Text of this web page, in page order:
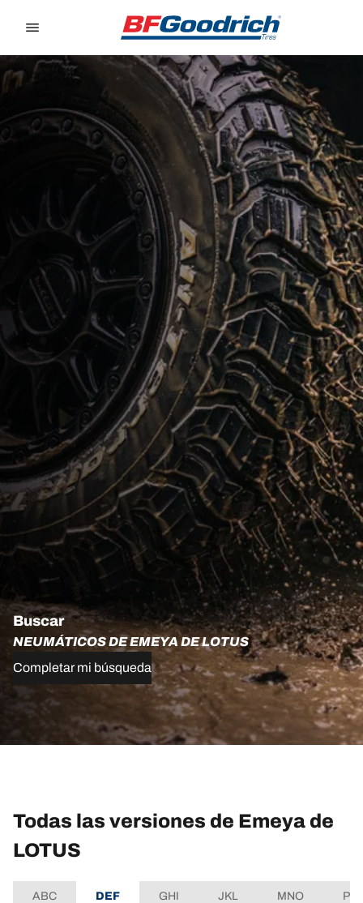
Buscar
NEUMÁTICOS DE EMEYA DE LOTUS
Completar mi búsqueda
Todas las versiones de Emeya de
LOTUS
ABC DEF GHI JKL MNO